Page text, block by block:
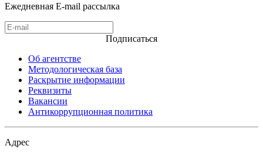
Ежедневная E-mail рассылка
Подписаться
Об агентстве
Методологическая база
Раскрытие информации
Реквизиты
Вакансии
Антикоррупционная политика
Адрес